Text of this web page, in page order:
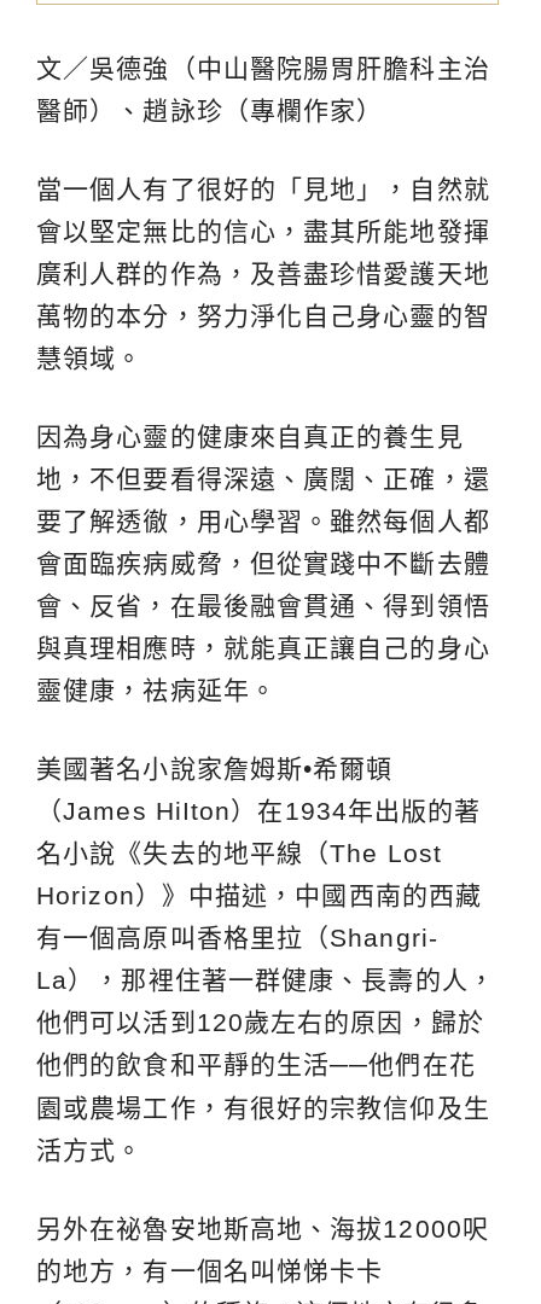
文／吳德強（中山醫院腸胃肝膽科主治
醫師）、趙詠珍（專欄作家）
當一個人有了很好的「見地」，自然就
會以堅定無比的信心，盡其所能地發揮
廣利人群的作為，及善盡珍惜愛護天地
萬物的本分，努力淨化自己身心靈的智
慧領域。
因為身心靈的健康來自真正的養生見
地，不但要看得深遠、廣闊、正確，還
要了解透徹，用心學習。雖然每個人都
會面臨疾病威脅，但從實踐中不斷去體
會、反省，在最後融會貫通、得到領悟
與真理相應時，就能真正讓自己的身心
靈健康，祛病延年。
美國著名小說家詹姆斯•希爾頓
（James HiIton）在1934年出版的著
名小說《失去的地平線（The Lost
Horizon）》中描述，中國西南的西藏
有一個高原叫香格里拉（Shangri-
La），那裡住著一群健康、長壽的人，
他們可以活到120歲左右的原因，歸於
他們的飲食和平靜的生活──他們在花
園或農場工作，有很好的宗教信仰及生
活方式。
另外在祕魯安地斯高地、海拔12000呎
的地方，有一個名叫悌悌卡卡